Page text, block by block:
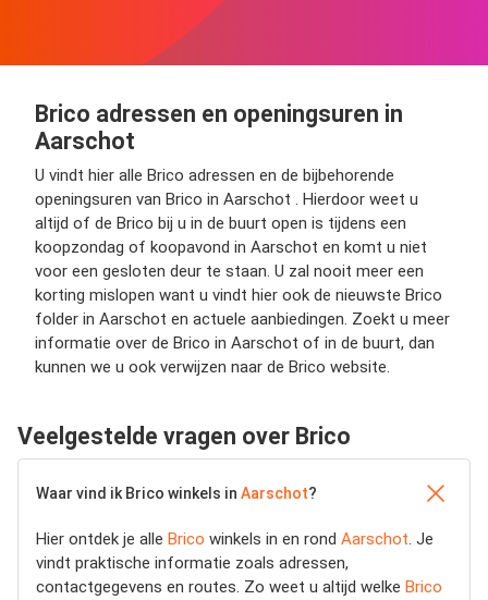
Brico adressen en openingsuren in
Aarschot
U vindt hier alle Brico adressen en de bijbehorende
openingsuren van Brico in Aarschot . Hierdoor weet u
altijd of de Brico bij u in de buurt open is tijdens een
koopzondag of koopavond in Aarschot en komt u niet
voor een gesloten deur te staan. U zal nooit meer een
korting mislopen want u vindt hier ook de nieuwste Brico
folder in Aarschot en actuele aanbiedingen. Zoekt u meer
informatie over de Brico in Aarschot of in de buurt, dan
kunnen we u ook verwijzen naar de Brico website.
Veelgestelde vragen over Brico
Waar vind ik Brico winkels in Aarschot?
Hier ontdek je alle Brico winkels in en rond Aarschot. Je
vindt praktische informatie zoals adressen,
contactgegevens en routes. Zo weet u altijd welke Brico